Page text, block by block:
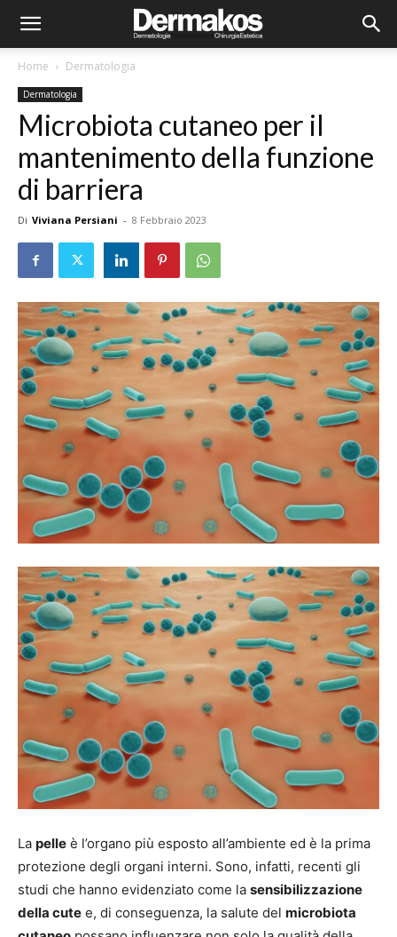
Home Dermatologia
Dermatologia
Microbiota cutaneo per il
mantenimento della funzione
di barriera
Di Viviana Persiani - 8 Febbraio 2023
La pelle è l’organo più esposto all’ambiente ed è la prima
protezione degli organi interni. Sono, infatti, recenti gli
studi che hanno evidenziato come la sensibilizzazione
della cute e, di conseguenza, la salute del microbiota